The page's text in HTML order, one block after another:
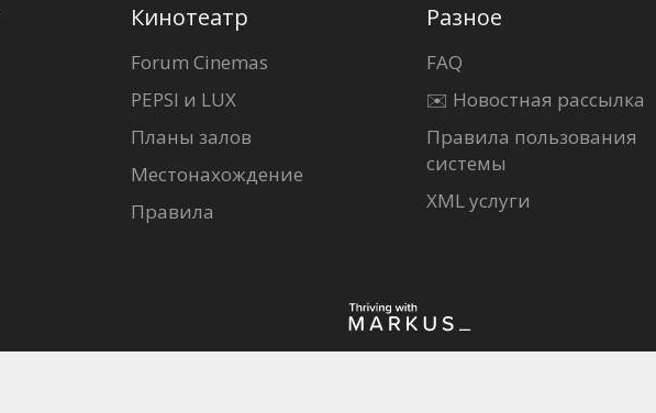
Кинотеатр
Forum Cinemas
PEPSI и LUX
Планы залов
Местонахождение
Правила
Разное
FAQ
✉️ Новостная рассылка
Правила пользования
системы
XML услуги